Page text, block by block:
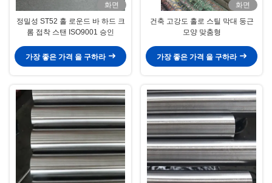
화면
정밀성 ST52 홀 로운드 바 하드 크
롬 접착 스탠 ISO9001 승인
가장 좋은 가격 을 구하라
화면
건축 고강도 홀로 스틸 막대 둥근
모양 맞춤형
가장 좋은 가격 을 구하라